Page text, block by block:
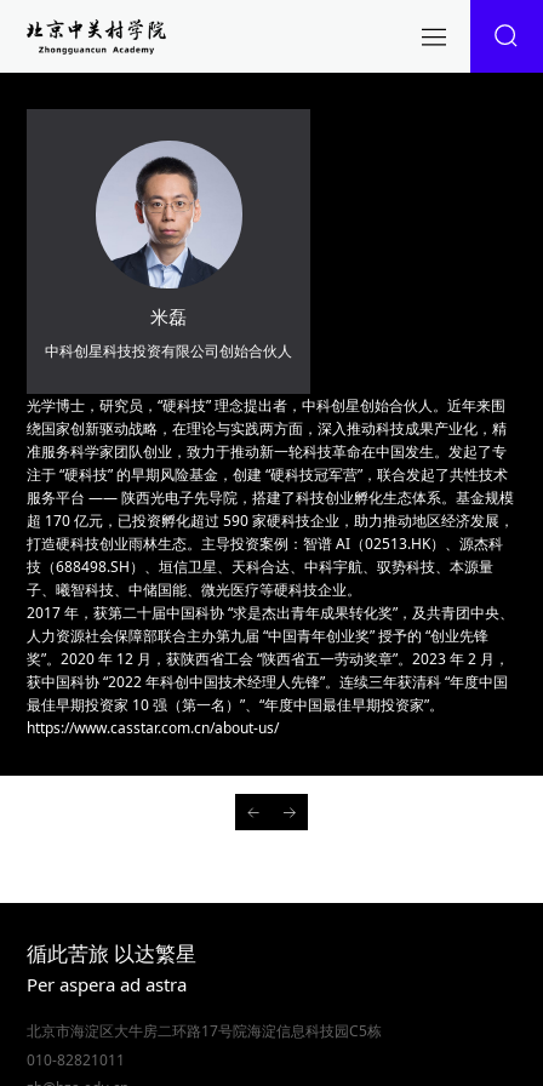
米磊
中科创星科技投资有限公司创始合伙人
光学博士，研究员，“硬科技” 理念提出者，中科创星创始合伙人。近年来围
绕国家创新驱动战略，在理论与实践两方面，深入推动科技成果产业化，精
准服务科学家团队创业，致力于推动新一轮科技革命在中国发生。发起了专
注于 “硬科技” 的早期风险基金，创建 “硬科技冠军营”，联合发起了共性技术
服务平台 —— 陕西光电子先导院，搭建了科技创业孵化生态体系。基金规模
超 170 亿元，已投资孵化超过 590 家硬科技企业，助力推动地区经济发展，
打造硬科技创业雨林生态。主导投资案例：智谱 AI（02513.HK）、源杰科
技（688498.SH）、垣信卫星、天科合达、中科宇航、驭势科技、本源量
子、曦智科技、中储国能、微光医疗等硬科技企业。
2017 年，获第二十届中国科协 “求是杰出青年成果转化奖”，及共青团中央、
人力资源社会保障部联合主办第九届 “中国青年创业奖” 授予的 “创业先锋
奖”。2020 年 12 月，获陕西省工会 “陕西省五一劳动奖章”。2023 年 2 月，
获中国科协 “2022 年科创中国技术经理人先锋”。连续三年获清科 “年度中国
最佳早期投资家 10 强（第一名）”、“年度中国最佳早期投资家”。
https://www.casstar.com.cn/about-us/
循此苦旅 以达繁星
Per aspera ad astra
北京市海淀区大牛房二环路17号院海淀信息科技园C5栋
010-82821011